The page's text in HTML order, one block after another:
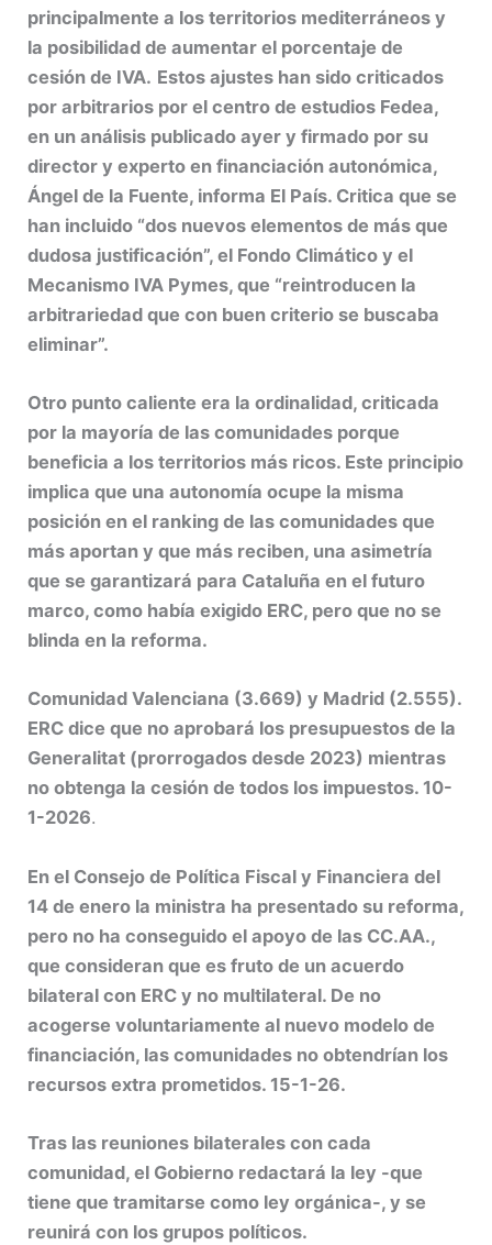
principalmente a los territorios mediterráneos y
la posibilidad de aumentar el porcentaje de
cesión de IVA. Estos ajustes han sido criticados
por arbitrarios por el centro de estudios Fedea,
en un análisis publicado ayer y firmado por su
director y experto en financiación autonómica,
Ángel de la Fuente, informa El País. Critica que se
han incluido “dos nuevos elementos de más que
dudosa justificación”, el Fondo Climático y el
Mecanismo IVA Pymes, que “reintroducen la
arbitrariedad que con buen criterio se buscaba
eliminar”.
Otro punto caliente era la ordinalidad, criticada
por la mayoría de las comunidades porque
beneficia a los territorios más ricos. Este principio
implica que una autonomía ocupe la misma
posición en el ranking de las comunidades que
más aportan y que más reciben, una asimetría
que se garantizará para Cataluña en el futuro
marco, como había exigido ERC, pero que no se
blinda en la reforma.
Comunidad Valenciana (3.669) y Madrid (2.555).
ERC dice que no aprobará los presupuestos de la
Generalitat (prorrogados desde 2023) mientras
no obtenga la cesión de todos los impuestos. 10-
1-2026.
En el Consejo de Política Fiscal y Financiera del
14 de enero la ministra ha presentado su reforma,
pero no ha conseguido el apoyo de las CC.AA.,
que consideran que es fruto de un acuerdo
bilateral con ERC y no multilateral. De no
acogerse voluntariamente al nuevo modelo de
financiación, las comunidades no obtendrían los
recursos extra prometidos. 15-1-26.
Tras las reuniones bilaterales con cada
comunidad, el Gobierno redactará la ley -que
tiene que tramitarse como ley orgánica-, y se
reunirá con los grupos políticos.